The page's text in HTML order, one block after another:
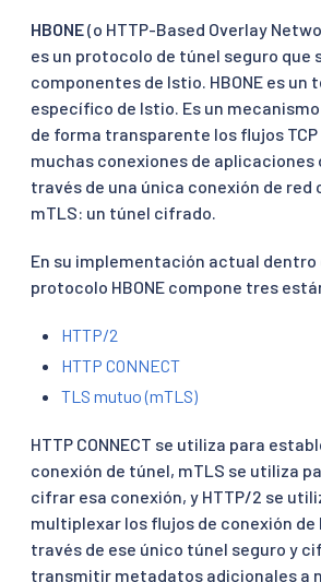
HBONE(o HTTP-Based Overlay
es un protocolo de túnel seguro que
componentes de Istio. HBONE es un
específico de Istio. Es un
de forma transparente los flujos
muchas conexiones de aplicaciones
través de una única conexión de red
mTLS: un túnel cifrado.
En su implementación actual dentro
protocolo HBONE compone tres
HTTP/2
HTTP CONNECT
TLS mutuo (mTLS)
HTTP CONNECT se utiliza para
conexión de túnel, mTLS se utiliza
cifrar esa conexión, y HTTP/2 se
multiplexar los flujos de conexión de
través de ese único túnel seguro y
transmitir metadatos adicionales a